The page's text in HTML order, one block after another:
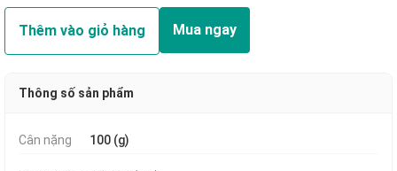
Thêm vào giỏ hàng Mua ngay
Thông số sản phẩm
Cân nặng 100 (g)